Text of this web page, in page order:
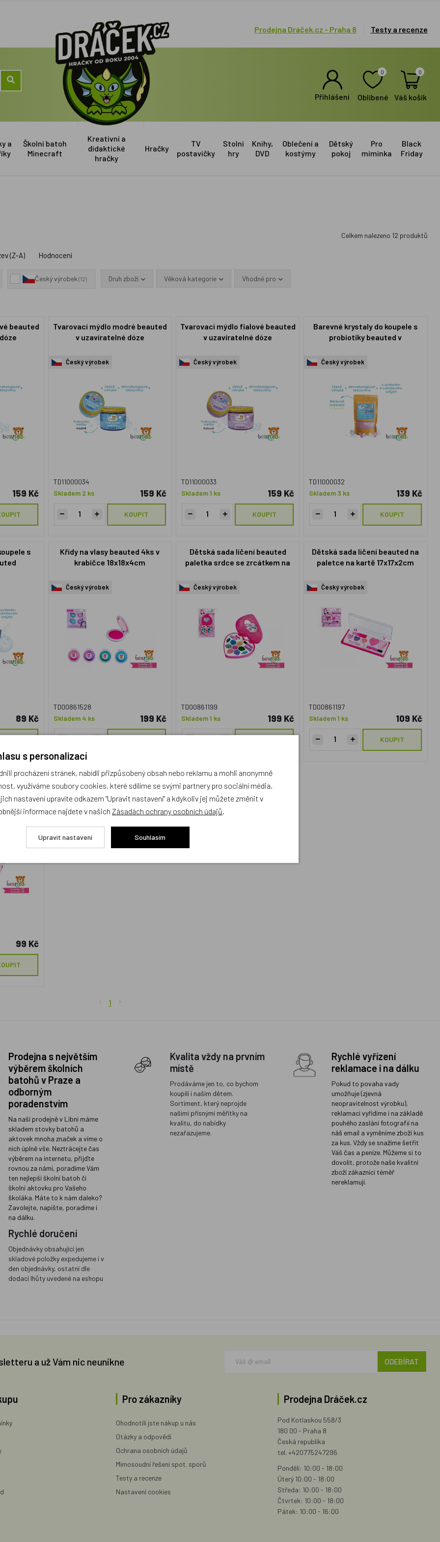
Prodejna Dráček.cz - Praha 8 Testy a recenze
Přihlášení
0
Oblíbené
0
Váš košík
a
Školní batoh
Minecraft
Kreativní a
didaktické
hračky
Hračky
TV
postavičky
Stolní
hry
Knihy,
DVD
Oblečení a
kostýmy
Dětský
pokoj
Pro
miminka
Black
Friday
Celkem nalezeno 12 produktů
(Z-A) Hodnocení
Český výrobek (12) Druh zboží Věková kategorie Vhodné pro
beauted
159 Kč
Tvarovací mýdlo modré beauted
v uzavíratelné dóze
Český výrobek
TD11000034
Skladem 2 ks
159 Kč
KOUPIT
Tvarovací mýdlo fialové beauted
v uzavíratelné dóze
Český výrobek
TD11000033
Skladem 1 ks
159 Kč
KOUPIT
Barevné krystaly do koupele s
probiotiky beauted v
Český výrobek
TD11000032
Skladem 3 ks
139 Kč
KOUPIT
s
89 Kč
Křídy na vlasy beauted 4ks v
krabičce 18x18x4cm
Český výrobek
TD00861528
Skladem 4 ks
199 Kč
Dětská sada líčení beauted
paletka srdce se zrcátkem na
Český výrobek
TD00861199
Skladem 1 ks
199 Kč
Dětská sada líčení beauted na
paletce na kartě 17x17x2cm
Český výrobek
TD00861197
Skladem 1 ks
109 Kč
KOUPIT
malá
99 Kč
1
Prodejna s největším
výběrem školních
batohů v Praze a
odborným
poradenstvím
Na naší prodejně v Libni máme
skladem stovky batohů a
aktovek mnoha značek a víme o
nich úplně vše. Neztrácejte čas
výběrem na internetu, přijďte
rovnou za námi, poradíme Vám
ten nejlepší školní batoh či
školní aktovku pro Vašeho
školáka. Máte to k nám daleko?
Zavolejte, napište, poradíme i
na dálku.
Kvalita vždy na prvním
místě
Prodáváme jen to, co bychom
koupili i našim dětem.
Sortiment, který neprojde
našimi přísnými měřítky na
kvalitu, do nabídky
nezařazujeme.
Rychlé vyřízení
reklamace i na dálku
Pokud to povaha vady
umožňuje (zjevná
neopravitelnost výrobku),
reklamaci vyřídíme i na základě
pouhého zaslání fotografií na
náš email a vyměníme zboží kus
za kus. Vždy se snažíme šetřit
Váš čas a peníze. Můžeme si to
dovolit, protože naše kvalitní
zboží zákazníci téměř
nereklamují.
Rychlé doručení
Objednávky obsahující jen
skladové položky expedujeme i v
den objednávky, ostatní dle
dodací lhůty uvedené na eshopu
a už Vám nic neunikne ODEBÍRAT
Pro zákazníky
Ohodnotili jste nákup u nás
Otázky a odpovědi
Ochrana osobních údajů
Mimosoudní řešení spot. sporů
Testy a recenze
Nastavení cookies
Prodejna Dráček.cz
Pod Kotlaskou 558/3
180 00 - Praha 8
Česká republika
tel. +420775247296
Pondělí: 10:00 - 18:00
Úterý 10:00 - 18:00
Středa: 10:00 - 18:00
Čtvrtek: 10:00 - 18:00
Pátek: 10:00 - 16:00
s personalizací
procházení stránek, nabídli přizpůsobený obsah nebo reklamu a mohli anonymně
využíváme soubory cookies, které sdílíme se svými partnery pro sociální média,
nastavení upravíte odkazem "Upravit nastavení" a kdykoliv jej můžete změnit v
informace najdete v našich Zásadách ochrany osobních údajů.
Upravit nastavení Souhlasím